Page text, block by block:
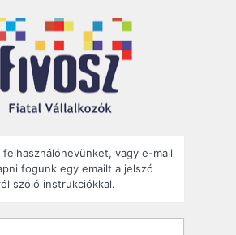
felhasználónevünket, vagy e-mail
fogunk egy emailt a jelszó
szóló instrukciókkal.